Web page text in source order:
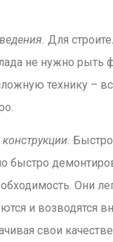
Для
не нужно рыть
технику –
быстро
Они
и возводятся
свои